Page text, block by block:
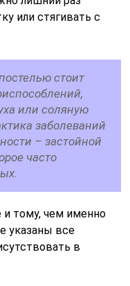
или стягивать с
стоит
или соляную
заболеваний
– застойной
часто
и тому, чем именно
указаны все
в